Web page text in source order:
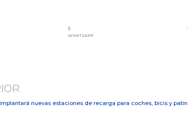
WHATSAPP
nuevas estaciones de recarga para coches, bicis y